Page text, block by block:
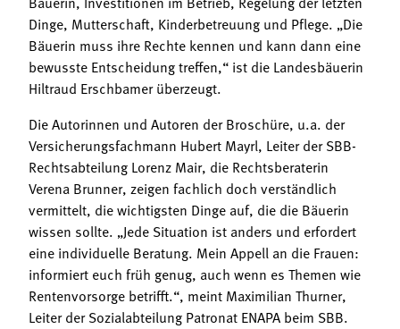
Dinge, Mutterschaft, Kinderbetreuung und Pflege. „Die
Bäuerin muss ihre Rechte kennen und kann dann eine
bewusste Entscheidung treffen,“ ist die Landesbäuerin
Hiltraud Erschbamer überzeugt.
Die Autorinnen und Autoren der Broschüre, u.a. der
Versicherungsfachmann Hubert Mayrl, Leiter der SBB-
Rechtsabteilung Lorenz Mair, die Rechtsberaterin
Verena Brunner, zeigen fachlich doch verständlich
vermittelt, die wichtigsten Dinge auf, die die Bäuerin
wissen sollte. „Jede Situation ist anders und erfordert
eine individuelle Beratung. Mein Appell an die Frauen:
informiert euch früh genug, auch wenn es Themen wie
Rentenvorsorge betrifft.“, meint Maximilian Thurner,
Leiter der Sozialabteilung Patronat ENAPA beim SBB.